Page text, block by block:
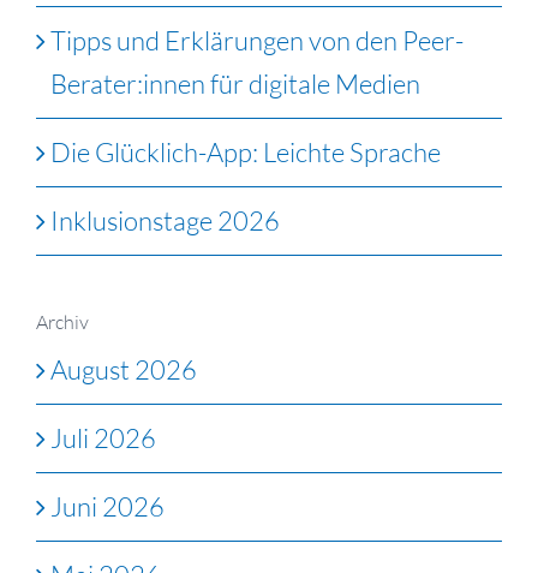
Tipps und Erklärungen von den Peer-
Berater:innen für digitale Medien
Die Glücklich-App: Leichte Sprache
Inklusionstage 2026
Archiv
August 2026
Juli 2026
Juni 2026